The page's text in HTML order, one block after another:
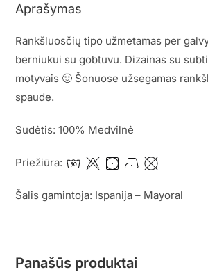
Aprašymas
Rankšluosčių tipo užmetamas per
berniukui su gobtuvu. Dizainas su
motyvais 🙂 Šonuose užsegamas
spaude.
Sudėtis: 100% Medvilnė
Priežiūra:
Šalis gamintoja: Ispanija – Mayoral
Panašūs produktai